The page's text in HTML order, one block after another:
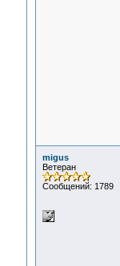
migus
Ветеран
Сообщений: 1789